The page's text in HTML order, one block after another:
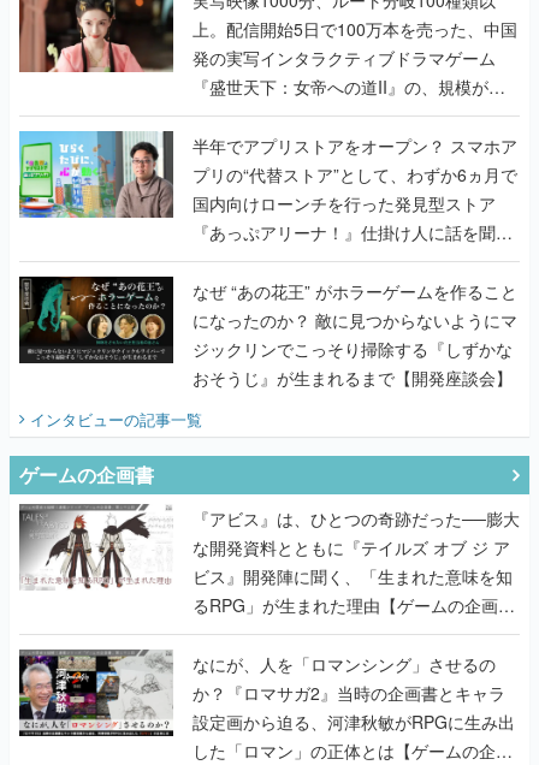
上。配信開始5日で100万本を売った、中国
発の実写インタラクティブドラマゲーム
『盛世天下：女帝への道II』の、規模が違
うこだわりをプロデューサーに聞いた
半年でアプリストアをオープン？ スマホア
プリの“代替ストア”として、わずか6ヵ月で
国内向けローンチを行った発見型ストア
『あっぷアリーナ！』仕掛け人に話を聞い
てみた
なぜ “あの花王” がホラーゲームを作ること
になったのか？ 敵に見つからないようにマ
ジックリンでこっそり掃除する『しずかな
おそうじ』が生まれるまで【開発座談会】
インタビューの記事一覧
ゲームの企画書
『アビス』は、ひとつの奇跡だった──膨大
な開発資料とともに『テイルズ オブ ジ ア
ビス』開発陣に聞く、「生まれた意味を知
るRPG」が生まれた理由【ゲームの企画
書】
なにが、人を「ロマンシング」させるの
か？『ロマサガ2』当時の企画書とキャラ
設定画から迫る、河津秋敏がRPGに生み出
した「ロマン」の正体とは【ゲームの企画